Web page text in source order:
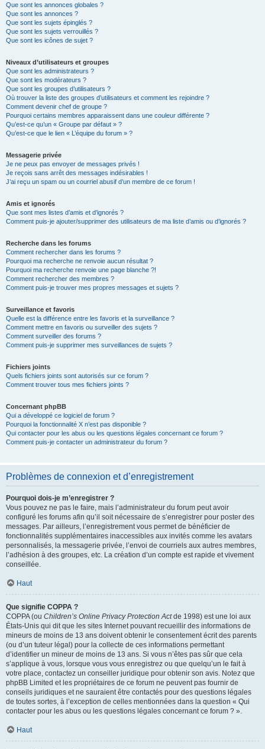
Que sont les annonces globales ?
Que sont les annonces ?
Que sont les sujets épinglés ?
Que sont les sujets verrouillés ?
Que sont les icônes de sujet ?
Niveaux d’utilisateurs et groupes
Que sont les administrateurs ?
Que sont les modérateurs ?
Que sont les groupes d’utilisateurs ?
Où trouver la liste des groupes d’utilisateurs et comment les rejoindre ?
Comment devenir chef de groupe ?
Pourquoi certains membres apparaissent dans une couleur différente ?
Qu’est-ce qu’un « Groupe par défaut » ?
Qu’est-ce que le lien « L’équipe du forum » ?
Messagerie privée
Je ne peux pas envoyer de messages privés !
Je reçois sans arrêt des messages indésirables !
J’ai reçu un spam ou un courriel abusif d’un membre de ce forum !
Amis et ignorés
Que sont mes listes d’amis et d’ignorés ?
Comment puis-je ajouter/supprimer des utilisateurs de ma liste d’amis ou d’ignorés ?
Recherche dans les forums
Comment rechercher dans les forums ?
Pourquoi ma recherche ne renvoie aucun résultat ?
Pourquoi ma recherche renvoie une page blanche ?!
Comment rechercher des membres ?
Comment puis-je trouver mes propres messages et sujets ?
Surveillance et favoris
Quelle est la différence entre les favoris et la surveillance ?
Comment mettre en favoris ou surveiller des sujets ?
Comment surveiller des forums ?
Comment puis-je supprimer mes surveillances de sujets ?
Fichiers joints
Quels fichiers joints sont autorisés sur ce forum ?
Comment trouver tous mes fichiers joints ?
Concernant phpBB
Qui a développé ce logiciel de forum ?
Pourquoi la fonctionnalité X n’est pas disponible ?
Qui contacter pour les abus ou les questions légales concernant ce forum ?
Comment puis-je contacter un administrateur du forum ?
Problèmes de connexion et d’enregistrement
Pourquoi dois-je m’enregistrer ?
Vous pouvez ne pas le faire, mais l’administrateur du forum peut avoir
configuré les forums afin qu’il soit nécessaire de s’enregistrer pour poster des
messages. Par ailleurs, l’enregistrement vous permet de bénéficier de
fonctionnalités supplémentaires inaccessibles aux invités comme les avatars
personnalisés, la messagerie privée, l’envoi de courriels aux autres membres,
l’adhésion à des groupes, etc. La création d’un compte est rapide et vivement
conseillée.
Haut
Que signifie COPPA ?
COPPA (ou Children’s Online Privacy Protection Actde 1998) est une loi aux
États-Unis qui dit que les sites Internet pouvant recueillir des informations de
mineurs de moins de 13 ans doivent obtenir le consentement écrit des parents
(ou d’un tuteur légal) pour la collecte de ces informations permettant
d’identifier un mineur de moins de 13 ans. Si vous n’êtes pas sûr que cela
s’applique à vous, lorsque vous vous enregistrez ou que quelqu’un le fait à
votre place, contactez un conseiller juridique pour obtenir son avis. Notez que
phpBB Limited et les propriétaires de ce forum ne peuvent pas fournir de
conseils juridiques et ne sauraient être contactés pour des questions légales
de toutes sortes, à l’exception de celles mentionnées dans la question « Qui
contacter pour les abus ou les questions légales concernant ce forum ? ».
Haut